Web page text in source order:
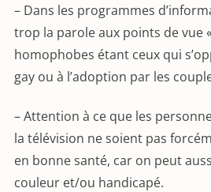
– Dans les programmes
trop la parole aux points de vue
homophobes étant ceux qui
gay ou à l’adoption par les
– Attention à ce que les
la télévision ne soient pas
en bonne santé, car on peut
couleur et/ou handicapé.